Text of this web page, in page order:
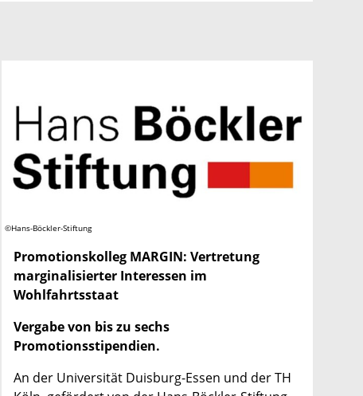
©Hans-Böckler-Stiftung
Promotionskolleg MARGIN: Vertretung
marginalisierter Interessen im
Wohlfahrtsstaat
Vergabe von bis zu sechs
Promotionsstipendien.
An der Universität Duisburg-Essen und der TH